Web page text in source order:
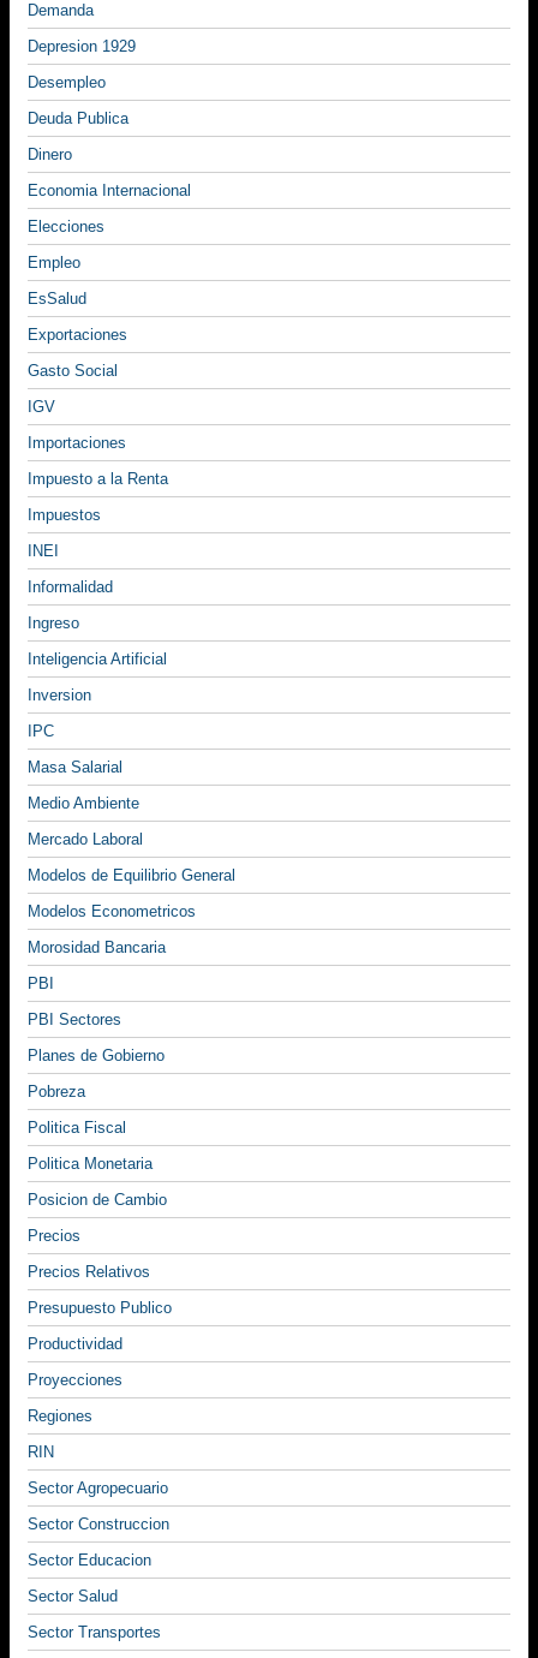
Demanda
Depresion 1929
Desempleo
Deuda Publica
Dinero
Economia Internacional
Elecciones
Empleo
EsSalud
Exportaciones
Gasto Social
IGV
Importaciones
Impuesto a la Renta
Impuestos
INEI
Informalidad
Ingreso
Inteligencia Artificial
Inversion
IPC
Masa Salarial
Medio Ambiente
Mercado Laboral
Modelos de Equilibrio General
Modelos Econometricos
Morosidad Bancaria
PBI
PBI Sectores
Planes de Gobierno
Pobreza
Politica Fiscal
Politica Monetaria
Posicion de Cambio
Precios
Precios Relativos
Presupuesto Publico
Productividad
Proyecciones
Regiones
RIN
Sector Agropecuario
Sector Construccion
Sector Educacion
Sector Salud
Sector Transportes